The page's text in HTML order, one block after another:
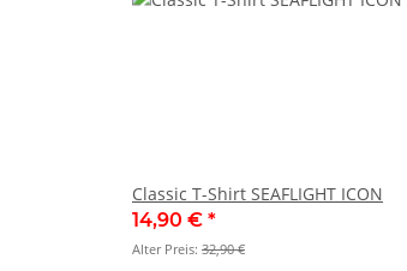
Classic T-Shirt SEAFLIGHT ICON
14,90 € *
Alter Preis: 32,90 €